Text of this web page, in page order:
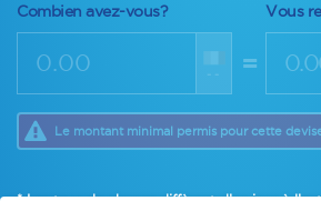
Combien avez-vous? Vous
-- =
Le montant minimal permis pour cette
* Les taux de change diffèrent d’un jour à